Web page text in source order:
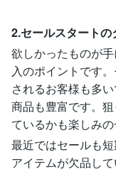
2.セールスタートの
欲しかったものが
入のポイントです
されるお客様も多
商品も豊富です。
ているかも楽しみの
最近ではセールも
アイテムが欠品して